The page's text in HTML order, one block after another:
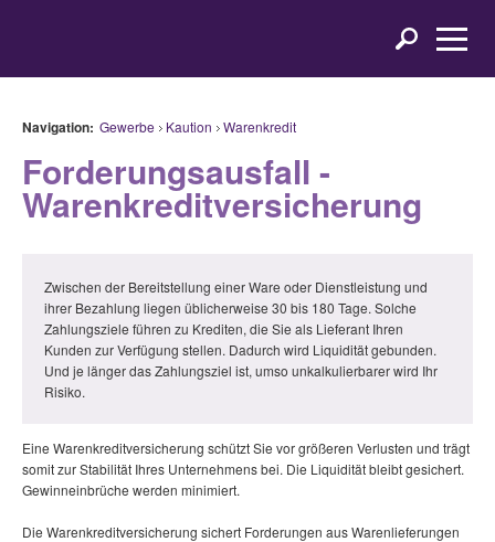
Navigation: Gewerbe Kaution Warenkredit
Forderungsausfall -
Warenkreditversicherung
Zwischen der Bereitstellung einer Ware oder Dienstleistung und
ihrer Bezahlung liegen üblicherweise 30 bis 180 Tage. Solche
Zahlungsziele führen zu Krediten, die Sie als Lieferant Ihren
Kunden zur Verfügung stellen. Dadurch wird Liquidität gebunden.
Und je länger das Zahlungsziel ist, umso unkalkulierbarer wird Ihr
Risiko.
Eine Warenkreditversicherung schützt Sie vor größeren Verlusten und trägt
somit zur Stabilität Ihres Unternehmens bei. Die Liquidität bleibt gesichert.
Gewinneinbrüche werden minimiert.
Die Warenkreditversicherung sichert Forderungen aus Warenlieferungen